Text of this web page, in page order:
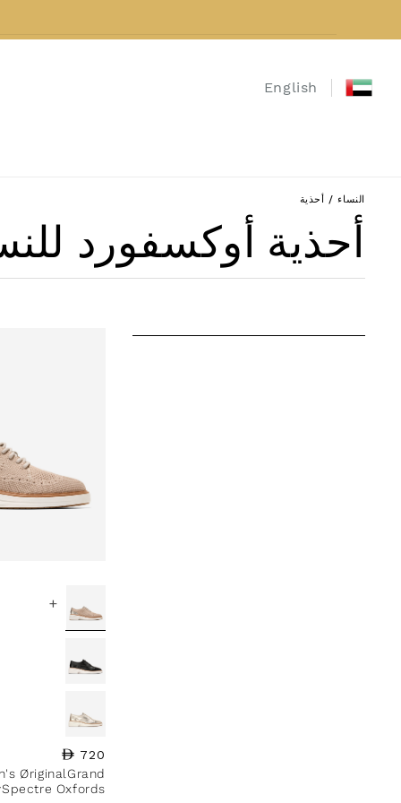
English
النساء / أحذية
مجموعة:
أحذية أوكسفورد
+
السعر العادي
720
ØriginalGrand
Oxfords